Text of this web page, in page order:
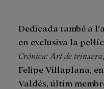
Dedicada també a
en exclusiva la
Crónica: Art de trinxera
Felipe Villaplana,
Valdés, últim